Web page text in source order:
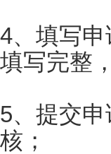
4、填写
填写完整
5、提交
核；